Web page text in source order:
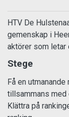
HTV De
gemenskap i
aktörer som letar
Stege
Få en utmanande
tillsammans med
Klättra på